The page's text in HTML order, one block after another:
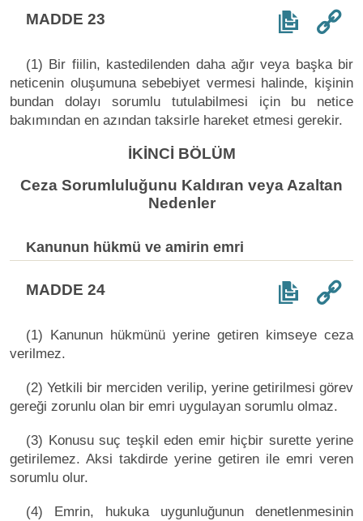
MADDE 23
(1) Bir fiilin, kastedilenden daha ağır veya başka bir
neticenin oluşumuna sebebiyet vermesi halinde, kişinin
bundan dolayı sorumlu tutulabilmesi için bu netice
bakımından en azından taksirle hareket etmesi gerekir.
İKİNCİ BÖLÜM
Ceza Sorumluluğunu Kaldıran veya Azaltan
Nedenler
Kanunun hükmü ve amirin emri
MADDE 24
(1) Kanunun hükmünü yerine getiren kimseye ceza
verilmez.
(2) Yetkili bir merciden verilip, yerine getirilmesi görev
gereği zorunlu olan bir emri uygulayan sorumlu olmaz.
(3) Konusu suç teşkil eden emir hiçbir surette yerine
getirilemez. Aksi takdirde yerine getiren ile emri veren
sorumlu olur.
(4) Emrin, hukuka uygunluğunun denetlenmesinin